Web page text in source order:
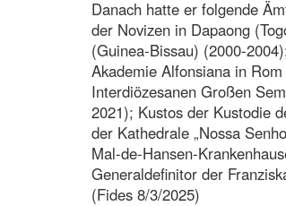
Danach hatte er folgende
der Novizen in Dapaong
(Guinea-Bissau) (2000-
Akademie Alfonsiana in
Interdiözesanen Großen
2021); Kustos der Kustodie
der Kathedrale „Nossa
Mal-de-Hansen-
Generaldefinitor der
(Fides 8/3/2025)